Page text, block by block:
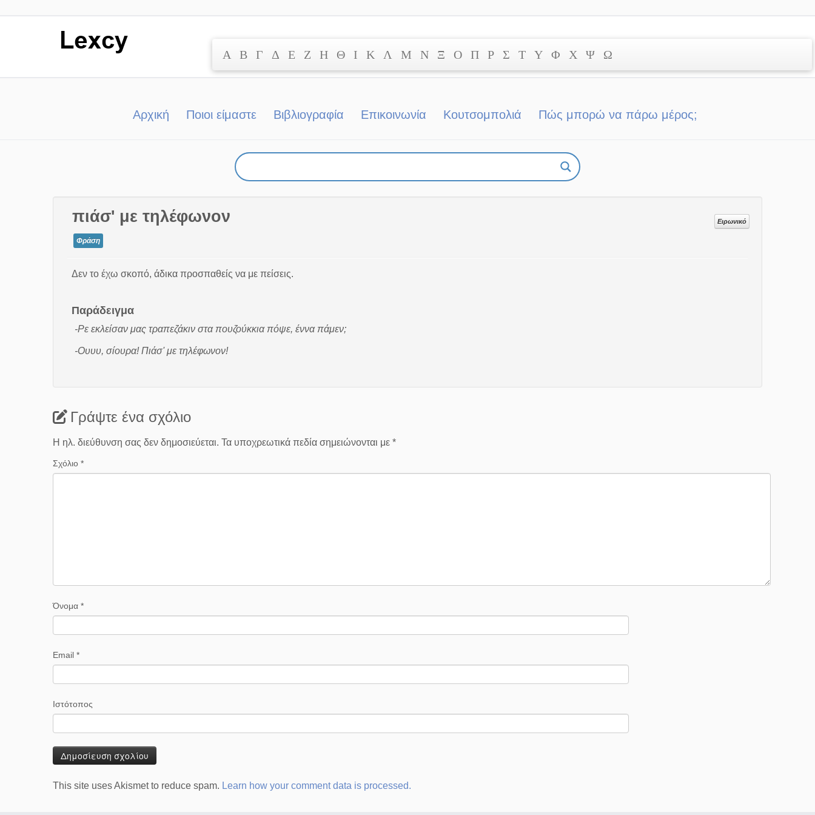
Α Β Γ Δ Ε Ζ Η Θ Ι Κ Λ Μ Ν Ξ Ο Π Ρ Σ Τ Υ Φ Χ Ψ Ω
Αρχική Ποιοι είμαστε Βιβλιογραφία Επικοινωνία Κουτσομπολιά Πώς μπορώ να πάρω μέρος;
πιάσ' με τηλέφωνον
Φράση
Ειρωνικό
Δεν το έχω σκοπό, άδικα προσπαθείς να με πείσεις.
Παράδειγμα
-Ρε εκλείσαν μας τραπεζάκιν στα πουζούκκια πόψε, έννα πάμεν;
-Ουυυ, σίουρα! Πιάσ' με τηλέφωνον!
Γράψτε ένα σχόλιο
Η ηλ. διεύθυνση σας δεν δημοσιεύεται. Τα υποχρεωτικά πεδία σημειώνονται με *
Σχόλιο *
Όνομα *
Email *
Ιστότοπος
This site uses Akismet to reduce spam. Learn how your comment data is processed.